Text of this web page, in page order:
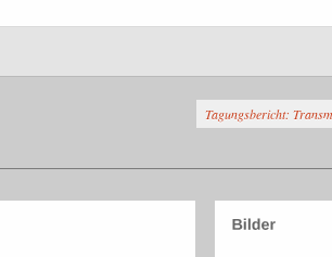
Tagungsbericht: